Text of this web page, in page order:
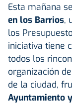
Esta mañana
en los Barrios,
los
iniciativa tiene
todos los
organización
de la ciudad,
Ayuntamiento